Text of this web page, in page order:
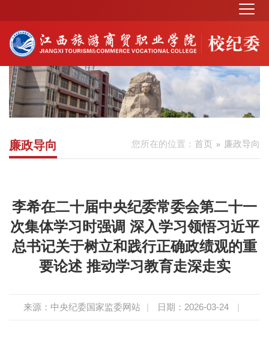
您所在的位置： 首页 廉政导向
廉政导向
李希在二十届中央纪委常委会第二十一
次集体学习时强调 深入学习领悟习近平
总书记关于树立和践行正确政绩观的重
要论述 推动学习教育走深走实
来源：中央纪委国家监委网站 日期：2026-03-24